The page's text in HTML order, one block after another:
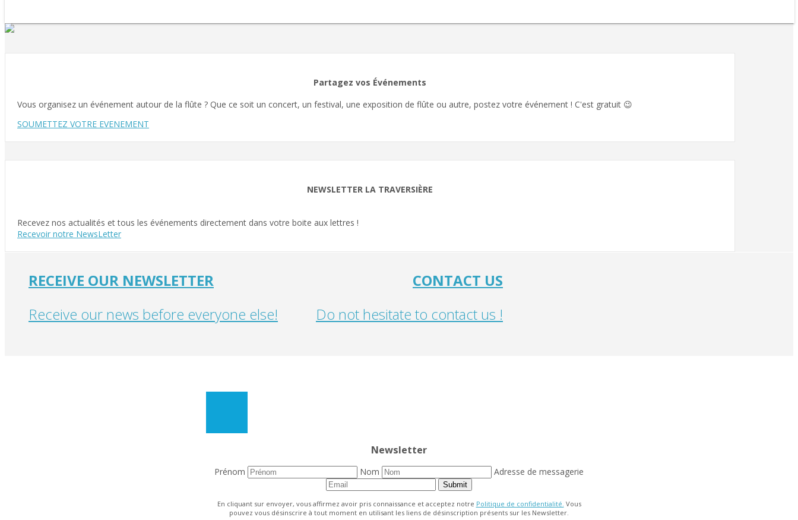
Partagez vos Événements
Vous organisez un événement autour de la flûte ? Que ce soit un concert, un festival, une exposition de flûte ou autre, postez votre événement ! C'est gratuit 😉
SOUMETTEZ VOTRE EVENEMENT
NEWSLETTER LA TRAVERSIÈRE
Recevez nos actualités et tous les événements directement dans votre boite aux lettres !
Recevoir notre NewsLetter
RECEIVE OUR NEWSLETTER
Receive our news before everyone else!
CONTACT US
Do not hesitate to contact us !
Newsletter
Prénom Nom Adresse de messagerie
Submit
En cliquant sur envoyer, vous affirmez avoir pris connaissance et acceptez notre Politique de confidentialité. Vous
pouvez vous désinscrire à tout moment en utilisant les liens de désinscription présents sur les Newsletter.